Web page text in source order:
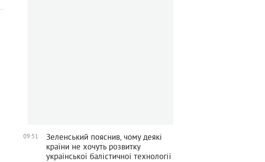
09:51
Зеленський пояснив, чому деякі
країни не хочуть розвитку
української балістичної технології